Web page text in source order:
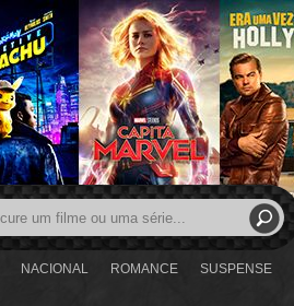
NACIONAL ROMANCE
SUSPENSE